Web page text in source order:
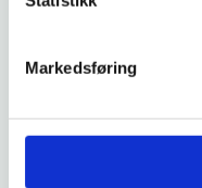
Markedsføring
Arbeidsmiljøpolicy
Vi arbeider for et
arbeidsrelaterte
sykefravær, autonomi